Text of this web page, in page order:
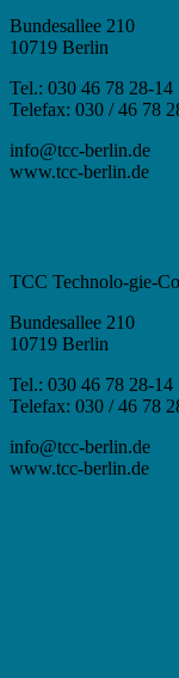
Bundesallee 210
10719 Berlin
Tel.: 030 46 78 28-14
Telefax: 030 / 46 78
info@tcc-berlin.de
www.tcc-berlin.de
TCC Technolo-gie-
Bundesallee 210
10719 Berlin
Tel.: 030 46 78 28-14
Telefax: 030 / 46 78
info@tcc-berlin.de
www.tcc-berlin.de